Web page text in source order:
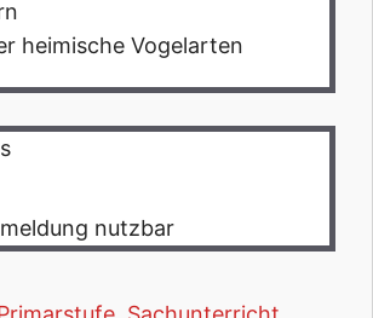
heimische Vogelarten
nutzbar